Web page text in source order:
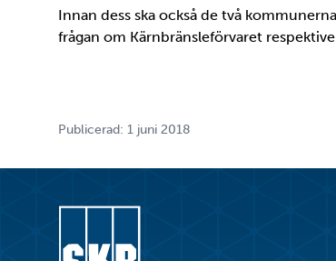
Innan dess ska också de två
frågan om Kärnbränsleförvaret
Publicerad: 1 juni 2018